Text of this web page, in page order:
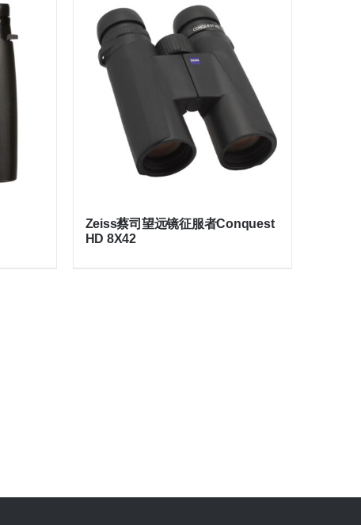
Zeiss蔡司望远镜征服者Conquest
HD 8X42